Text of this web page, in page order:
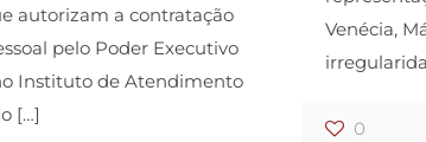
autorizam a contratação
pelo Poder Executivo
Instituto de Atendimento
[…]
Venécia,
0